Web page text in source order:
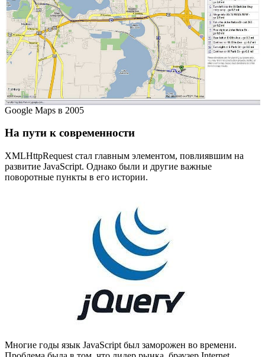
Google Maps в 2005
На пути к современности
XMLHttpRequest стал главным элементом, повлиявшим на
развитие JavaScript. Однако были и другие важные
поворотные пункты в его истории.
Многие годы язык JavaScript был заморожен во времени.